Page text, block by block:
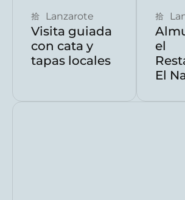
Lanzarote
Visita guiada
con cata y
tapas locales
el
El